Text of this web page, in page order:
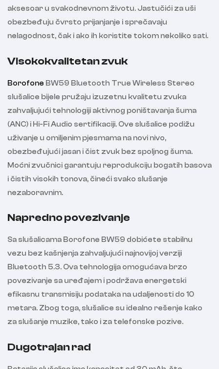
aksesoar u svakodnevnom životu. Jastučići za uši
obezbeđuju čvrsto prijanjanje i sprečavaju
nelagodnost, čak i ako ih koristite tokom nekoliko sati.
Visokokvalitetan zvuk
Borofone BW59 Bluetooth True Wireless Stereo
slušalice bijele pružaju izuzetnu kvalitetu zvuka
zahvaljujući tehnologiji aktivnog poništavanja šuma
(ANC) i Hi-Fi Audio sertifikaciji. Ove slušalice podižu
uživanje u omiljenim pjesmama na novi nivo,
obezbeđujući jasan i čist zvuk bez spoljnog šuma.
Moćni zvučnici garantuju reprodukciju bogatih basova
i čistih visokih tonova, čineći svako slušanje
nezaboravnim.
Napredno povezivanje
Sa slušalicama Borofone BW59 dobićete stabilnu
vezu bez kašnjenja zahvaljujući najnovijoj verziji
Bluetooth 5.3. Ova tehnologija omogućava brzo
povezivanje sa uređajem i podržava energetski
efikasnu transmisiju podataka na udaljenosti do 10
metara. Zbog toga, slušalice su idealno rešenje kako
za slušanje muzike, tako i za telefonske pozive.
Dugotrajan rad